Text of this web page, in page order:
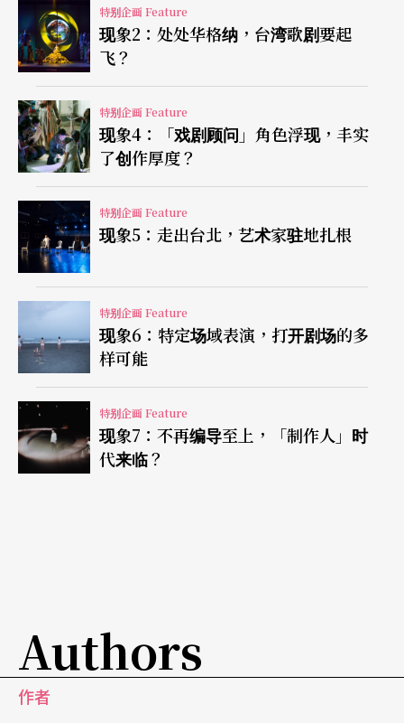
刺激思考自己的角色定位
十月，两厅院国际剧场艺术节，在户外广场重现古
希腊圆形剧场的样貌，演出经典希腊悲剧《酒神的
女信徒》，由希腊悲剧专家之一的导演狄奥多罗
斯．特尔左布勒斯（Theodoros Terzopoulos）执
导，他独创的表演系统，用以训练演员肢体与声音
能无碍地在演出中「原音重现」。然而，两厅院艺
文广场毕竟不是真正古希腊圆形剧场，偌大空间让
声音无法聚集，饰演底比斯城国王母亲艾格葳的蔡
佾玲，在寻找导演使用声音的训练过程中声带受
伤。她提到「意外的收获」：「当声带受伤后，我
知道不能再推我的喉部，必须找到更深的发音部位
和更放松地让声音出来，就是训练中讲的『下腹的
力气』。因为排练初期受伤，重新检视发声的方式
ur）导演马修・华合作的《欧洲连结》，除了十月
在台湾的十场演出之外，明年将在法国巡演五十
场。关于这次台法合作，同党剧团于排练之初便飞
特别企画 Feature
现象2：处处华格纳，台湾歌剧要起
飞？
特别企画 Feature
现象4：「戏剧顾问」角色浮现，丰实
了创作厚度？
特别企画 Feature
现象5：走出台北，艺术家驻地扎根
特别企画 Feature
现象6：特定场域表演，打开剧场的多
样可能
特别企画 Feature
现象7：不再编导至上，「制作人」时
代来临？
Authors
作者